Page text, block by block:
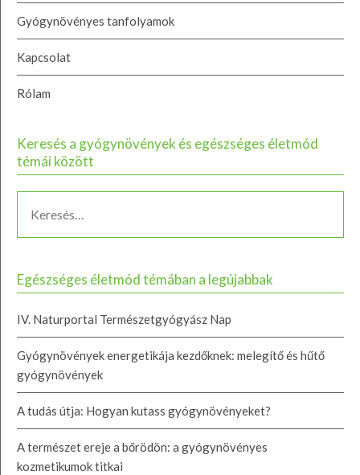
Gyógynövényes tanfolyamok
Kapcsolat
Rólam
Keresés a gyógynövények és egészséges életmód
témái között
Egészséges életmód témában a legújabbak
IV. Naturportal Természetgyógyász Nap
Gyógynövények energetikája kezdőknek: melegítő és hűtő
gyógynövények
A tudás útja: Hogyan kutass gyógynövényeket?
A természet ereje a bőrödön: a gyógynövényes
kozmetikumok titkai